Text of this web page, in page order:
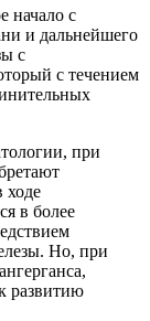
начало с
и дальнейшего
с
с течением
при
ходе
в более
Но, при
развитию